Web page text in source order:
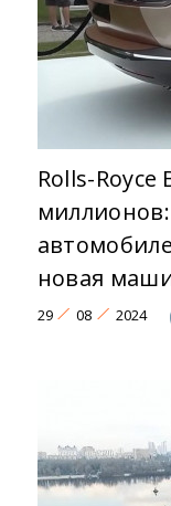
Rolls-Royce
новая
29 08 2024